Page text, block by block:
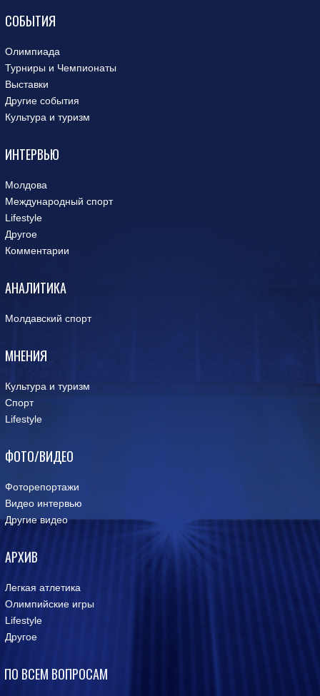
СОБЫТИЯ
Олимпиада
Турниры и Чемпионаты
Выставки
Другие события
Культура и туризм
ИНТЕРВЬЮ
Молдова
Международный спорт
Lifestyle
Другое
Комментарии
АНАЛИТИКА
Молдавский спорт
МНЕНИЯ
Культура и туризм
Спорт
Lifestyle
ФОТО/ВИДЕО
Фоторепортажи
Видео интервью
Другие видео
АРХИВ
Легкая атлетика
Олимпийские игры
Lifestyle
Другое
ПО ВСЕМ ВОПРОСАМ